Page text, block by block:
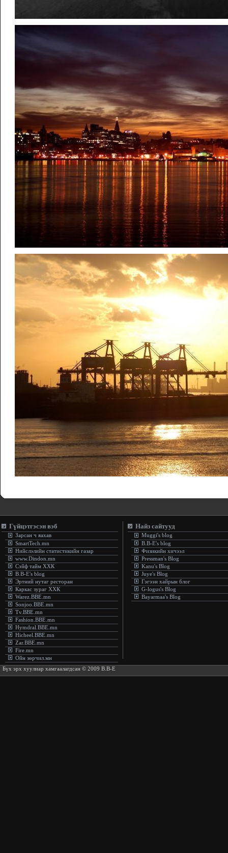
Гүйцэтгэсэн вэб
Зарсан ч яахав
SmartTech.mn
Нийслэлийн статистикийн газар
www.Dindon.mn
Сэйф тайм ХХК
B.B-E's blog
Эртний нутаг ресторан
Каркас зураг ХХК
Warez.BBE.mn
Sonjoo.BBE.mn
Tv.BBE.mn
Fashion.BBE.mn
Hymdral.BBE.mn
Hicheel.BBE.mn
Zar.BBE.mn
Fire.mn
Ойн зөрчил.мн
Найз сайтууд
Muggi's blog
B.B-E's blog
Физикийн хичээл
Pressman's Blog
Kanu's Blog
Juye's Blog
Гэгээн хайрын блог
G-logus's Blog
Bayarmaa's Blog
Бүх эрх хуулиар хамгаалагдсан © 2009 B.B-E